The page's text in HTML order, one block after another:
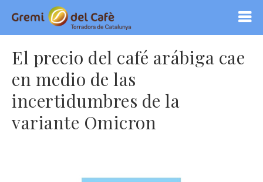
El precio del café arábiga cae
en medio de las
incertidumbres de la
variante Omicron